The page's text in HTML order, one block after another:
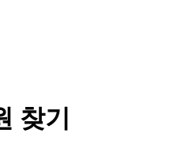
찾기